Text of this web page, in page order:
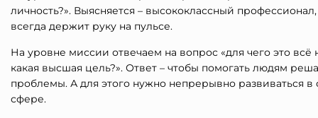
личность?». Выясняется – высококлассный
всегда держит руку на пульсе.
На уровне миссии отвечаем на вопрос «для чего это всё
какая высшая цель?». Ответ – чтобы помогать людям
проблемы. А для этого нужно непрерывно развиваться в
сфере.